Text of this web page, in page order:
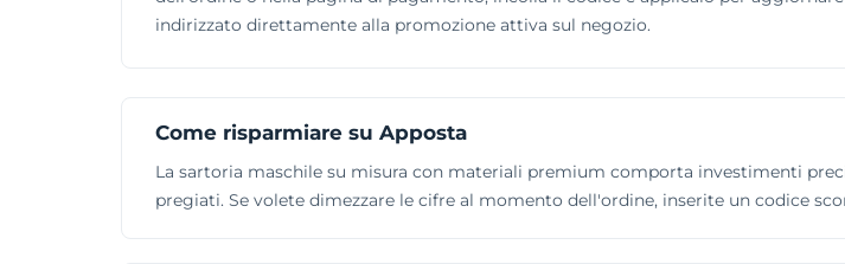
indirizzato direttamente alla promozione attiva sul negozio.
Come risparmiare su Apposta
La sartoria maschile su misura con materiali premium comporta investimenti
pregiati. Se volete dimezzare le cifre al momento dell'ordine, inserite un codice